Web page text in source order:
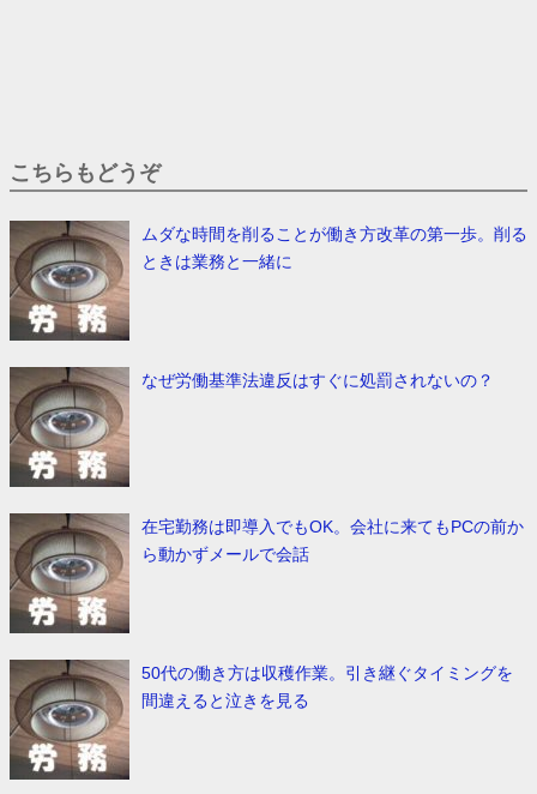
こちらもどうぞ
ムダな時間を削ることが働き方改革の第一歩。削る
ときは業務と一緒に
なぜ労働基準法違反はすぐに処罰されないの？
在宅勤務は即導入でもOK。会社に来てもPCの前か
ら動かずメールで会話
50代の働き方は収穫作業。引き継ぐタイミングを
間違えると泣きを見る